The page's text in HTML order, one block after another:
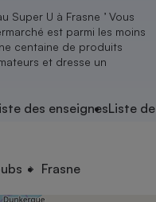
Super U à Frasne ’ Vous
est parmi les moins
centaine de produits
et dresse un
des enseignesListe
Frasne
auto
- Grande surface
de vente -
électrique
marchand
Ensemble